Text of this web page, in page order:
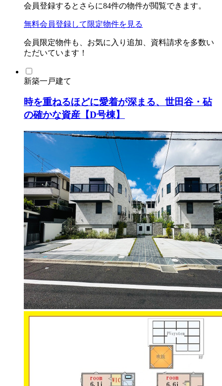
会員登録するとさらに84件の物件が閲覧できます。
無料会員登録して限定物件を見る
会員限定物件も、お気に入り追加、資料請求を多数い
ただいています！
新築一戸建て
時を重ねるほどに愛着が深まる、世田谷・砧
の確かな資産【D号棟】